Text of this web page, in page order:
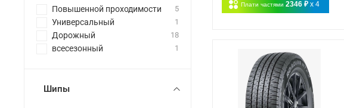
Плати частями 2346 ₽ x 4
Повышенной проходимости 5
Универсальный 1
Дорожный 18
всесезонный 1
Шипы